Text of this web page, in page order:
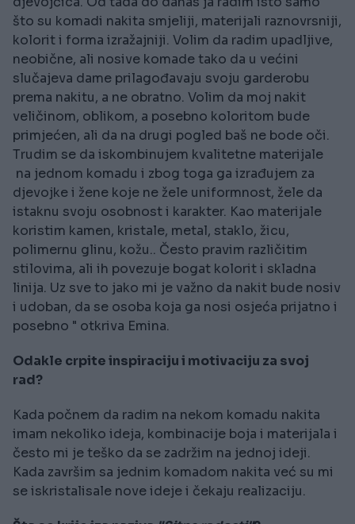
što su komadi nakita smjeliji, materijali raznovrsniji,
kolorit i forma izražajniji. Volim da radim upadljive,
neobične, ali nosive komade tako da u većini
slučajeva dame prilagođavaju svoju garderobu
prema nakitu, a ne obratno. Volim da moj nakit
veličinom, oblikom, a posebno koloritom bude
primjećen, ali da na drugi pogled baš ne bode oči.
Trudim se da iskombinujem kvalitetne materijale
na jednom komadu i zbog toga ga izrađujem za
djevojke i žene koje ne žele uniformnost, žele da
istaknu svoju osobnost i karakter. Kao materijale
koristim kamen, kristale, metal, staklo, žicu,
polimernu glinu, kožu.. Često pravim različitim
stilovima, ali ih povezuje bogat kolorit i skladna
linija. Uz sve to jako mi je važno da nakit bude nosiv
i udoban, da se osoba koja ga nosi osjeća prijatno i
posebno " otkriva Emina.
Odakle crpite inspiraciju i motivaciju za svoj
rad?
Kada počnem da radim na nekom komadu nakita
imam nekoliko ideja, kombinacije boja i materijala i
često mi je teško da se zadržim na jednoj ideji.
Kada završim sa jednim komadom nakita već su mi
se iskristalisale nove ideje i čekaju realizaciju.